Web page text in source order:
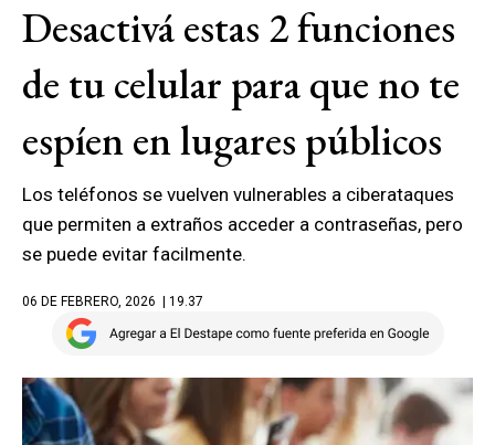
Desactivá estas 2 funciones
de tu celular para que no te
espíen en lugares públicos
Los teléfonos se vuelven vulnerables a ciberataques
que permiten a extraños acceder a contraseñas, pero
se puede evitar facilmente.
06 DE FEBRERO, 2026 | 19.37